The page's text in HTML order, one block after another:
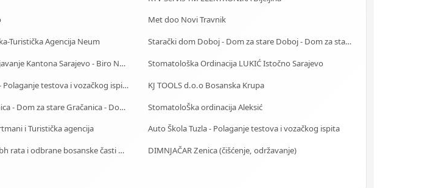
Met doo Novi Travnik
Turistička Agencija Neum
Starački dom Doboj - Dom za stare Doboj - Dom za stara lica Doboj
J.U. Služba za zapošljavanje Kantona Sarajevo - Biro Novo Sarajevo
Stomatološka Ordinacija LUKIĆ Istočno Sarajevo
Auto Škola Sarajevo - Polaganje testova i vozačkog ispita
KJ TOOLS d.o.o Bosanska Krupa
Starački dom Gračanica - Dom za stare Gračanica - Dom za stara lica Gračanica
StomatoloŠka ordinacija Aleksić
i Turistička agencija
Auto Škola Tuzla - Polaganje testova i vozačkog ispita
Udruženje veterana bh rata i odbrane bosanske časti Zenica
DIMNJAČAR Zenica (čišćenje, održavanje)